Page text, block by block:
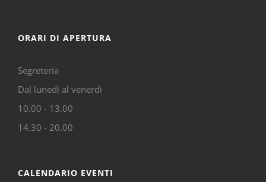
ORARI DI APERTURA
Segreteria
Dal lunedì al venerdì
10.00 - 13.00
14.30 - 20.00
CALENDARIO EVENTI